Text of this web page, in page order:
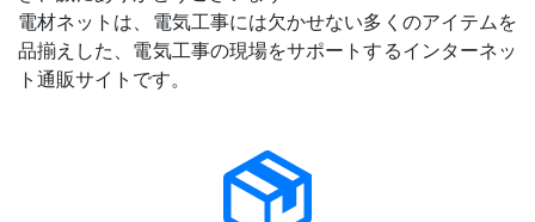
電材ネットは、電気工事には欠かせない多くのアイテムを
品揃えした、電気工事の現場をサポートするインターネッ
ト通販サイトです。